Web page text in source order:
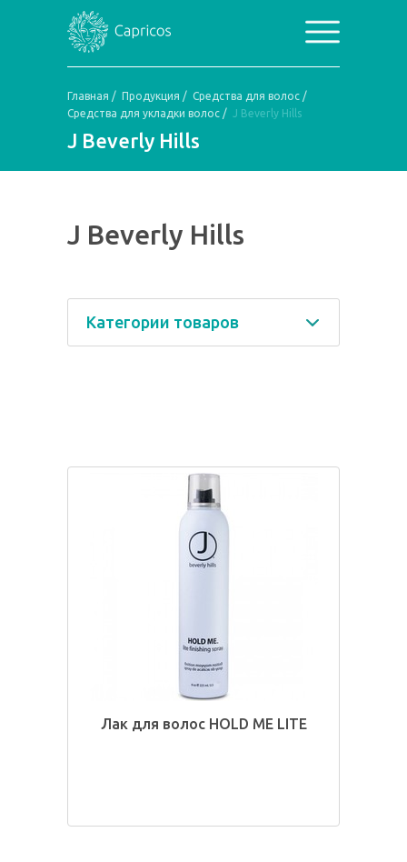
Главная / Продукция / Средства для волос /
Средства для укладки волос / J Beverly Hills
J Beverly Hills
J Beverly Hills
Категории товаров
Лак для волос HOLD ME LITE